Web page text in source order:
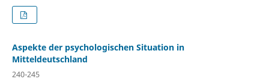
Aspekte der psychologischen Situation in
Mitteldeutschland
240-245